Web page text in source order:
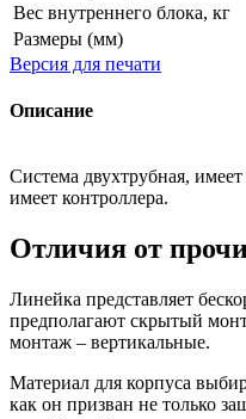
Вес внутреннего блока, кг
Размеры (мм)
Версия для печати
Описание
Система двухтрубная,
имеет контроллера.
Отличия от
Линейка представляет
предполагают скрытый
монтаж – вертикальные.
Материал для корпуса
как он призван не только